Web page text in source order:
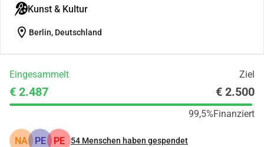
Kunst & Kultur
location_on Berlin, Deutschland
Eingesammelt Ziel
€ 2.487 € 2.500
99,5%Finanziert
NA PE PE 54 Menschen haben gespendet